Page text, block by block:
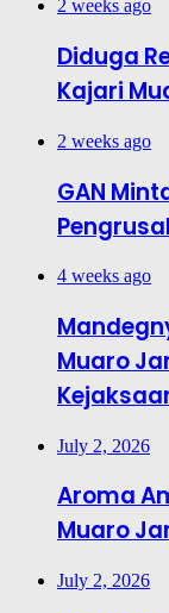
2 weeks ago
Diduga
Kajari
2 weeks ago
GAN
4 weeks ago
Muaro
July 2, 2026
Aroma
Muaro
July 2, 2026